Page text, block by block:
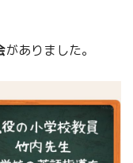
がありました。